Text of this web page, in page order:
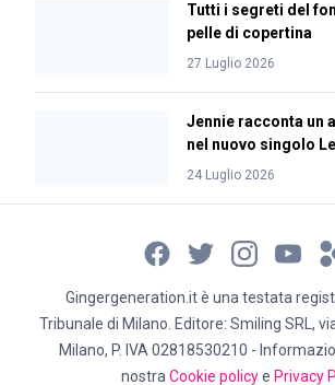
Tutti i segreti del
pelle di copertina
27 Luglio 2026
Jennie racconta un
nel nuovo singolo
24 Luglio 2026
Gingergeneration.it è una testata
Tribunale di Milano. Editore: Smiling SRL,
Milano, P. IVA 02818530210 -
nostra Cookie policye Privacy